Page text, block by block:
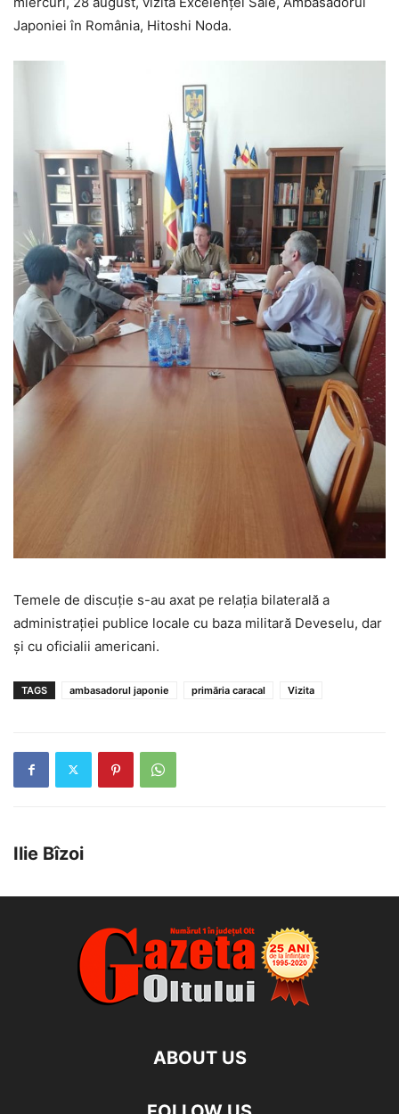
Japoniei în România, Hitoshi Noda.
Temele de discuție s-au axat pe relația bilaterală a
administrației publice locale cu baza militară Deveselu, dar
și cu oficialii americani.
TAGS ambasadorul japonie primăria caracal Vizita
Ilie Bîzoi
ABOUT US